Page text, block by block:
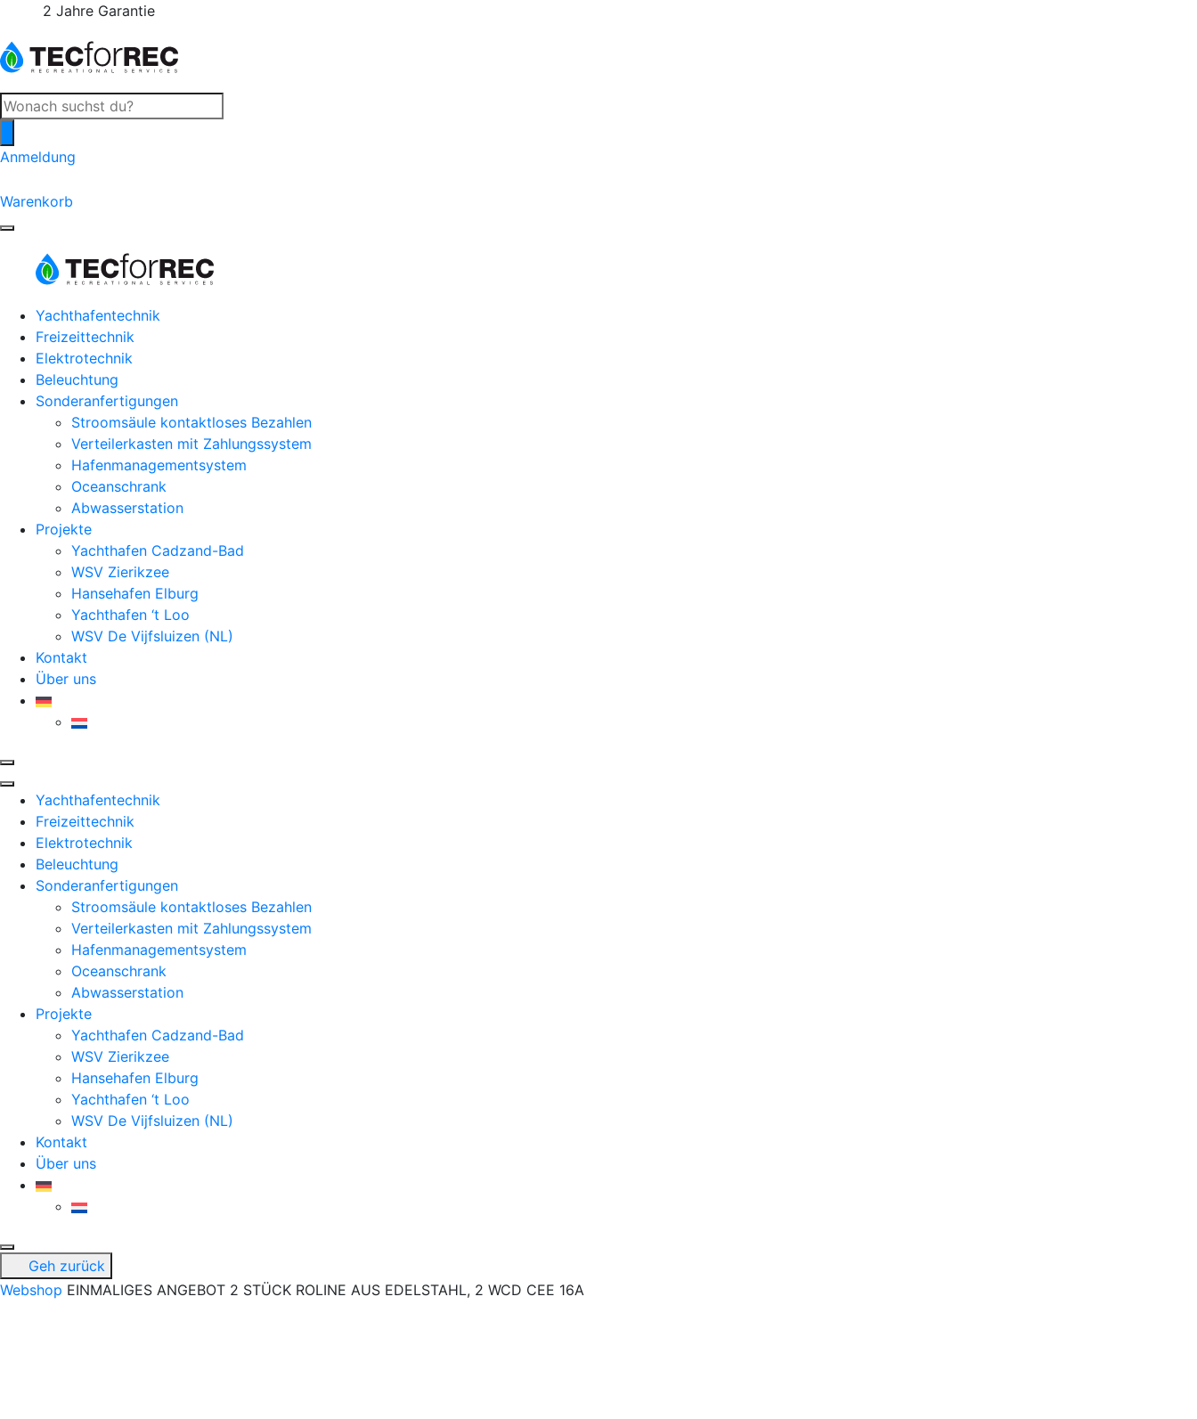
2 Jahre Garantie
Products
search
Anmeldung
Warenkorb
Yachthafentechnik
Freizeittechnik
Elektrotechnik
Beleuchtung
Sonderanfertigungen
Stroomsäule kontaktloses Bezahlen
Verteilerkasten mit Zahlungssystem
Hafenmanagementsystem
Oceanschrank
Abwasserstation
Projekte
Yachthafen Cadzand-Bad
WSV Zierikzee
Hansehafen Elburg
Yachthafen ‘t Loo
WSV De Vijfsluizen (NL)
Kontakt
Über uns
Yachthafentechnik
Freizeittechnik
Elektrotechnik
Beleuchtung
Sonderanfertigungen
Stroomsäule kontaktloses Bezahlen
Verteilerkasten mit Zahlungssystem
Hafenmanagementsystem
Oceanschrank
Abwasserstation
Projekte
Yachthafen Cadzand-Bad
WSV Zierikzee
Hansehafen Elburg
Yachthafen ‘t Loo
WSV De Vijfsluizen (NL)
Kontakt
Über uns
Geh zurück
Webshop EINMALIGES ANGEBOT 2 STÜCK ROLINE AUS EDELSTAHL, 2 WCD CEE 16A